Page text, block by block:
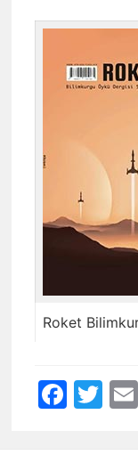
Roket